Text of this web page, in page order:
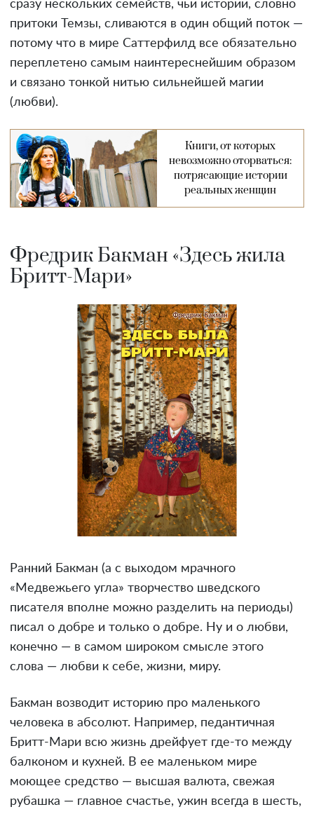
сразу нескольких семейств, чьи истории, словно
притоки Темзы, сливаются в один общий поток —
потому что в мире Саттерфилд все обязательно
переплетено самым наинтереснейшим образом
и связано тонкой нитью сильнейшей магии
(любви).
Книги, от которых
невозможно оторваться:
потрясающие истории
реальных женщин
Фредрик Бакман «Здесь жила
Бритт-Мари»
Ранний Бакман (а с выходом мрачного
«Медвежьего угла» творчество шведского
писателя вполне можно разделить на периоды)
писал о добре и только о добре. Ну и о любви,
конечно — в самом широком смысле этого
слова — любви к себе, жизни, миру.
Бакман возводит историю про маленького
человека в абсолют. Например, педантичная
Бритт-Мари всю жизнь дрейфует где-то между
балконом и кухней. В ее маленьком мире
моющее средство — высшая валюта, свежая
рубашка — главное счастье, ужин всегда в шесть,